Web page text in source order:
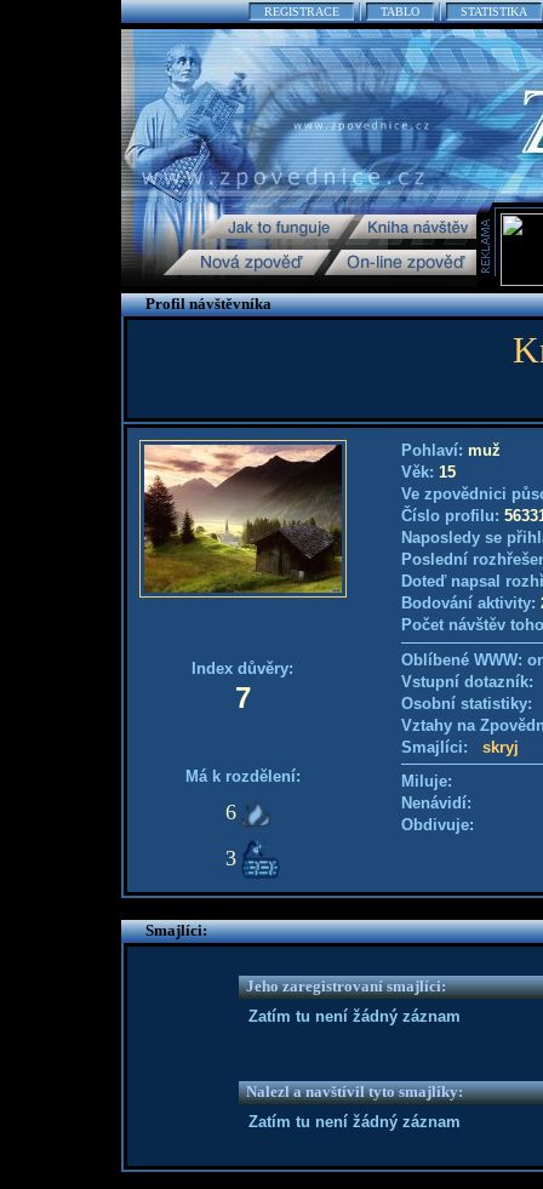
REGISTRACE TABLO STATISTIKA
Profil návštěvníka
Index důvěry:
7
Má k rozdělení:
6
3
Pohlaví: muž
Věk: 15
Ve zpovědnici
Číslo profilu:
Naposledy se
Poslední
Doteď napsal
Bodování aktivity:
Počet návštěv
Oblíbené WWW:
Vstupní
Osobní
Vztahy na
Smajlíci: skryj
Miluje:
Nenávidí:
Obdivuje:
Smajlíci:
Jeho zaregistrovaní smajlíci:
Zatím tu není žádný záznam
Nalezl a navštívil tyto smajlíky:
Zatím tu není žádný záznam